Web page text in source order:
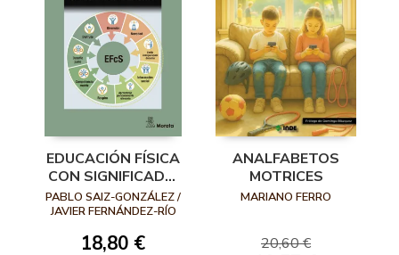
EDUCACIÓN FÍSICA
CON SIGNIFICADO.
UN NUEVO
HORIZONTE
PABLO SAIZ-GONZÁLEZ /
JAVIER FERNÁNDEZ-RÍO
18,80 €
ANALFABETOS
MOTRICES
MARIANO FERRO
20,60 €